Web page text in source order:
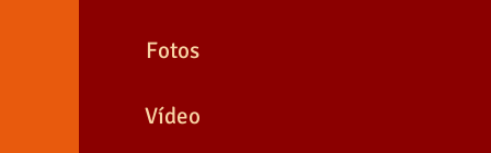
Fotos
Vídeo